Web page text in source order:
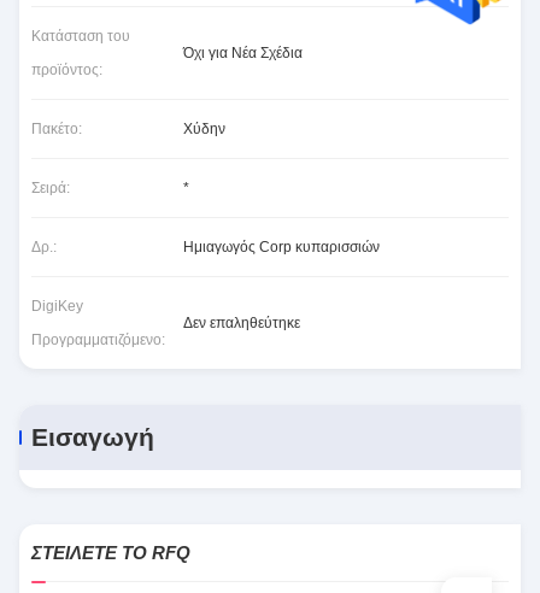
Κατάσταση του
προϊόντος:
Όχι για Νέα Σχέδια
Πακέτο: Χύδην
Σειρά: *
Δρ.: Ημιαγωγός Corp κυπαρισσιών
DigiKey
Προγραμματιζόμενο:
Δεν επαληθεύτηκε
Εισαγωγή
ΣΤΕΊΛΕΤΕ ΤΟ RFQ